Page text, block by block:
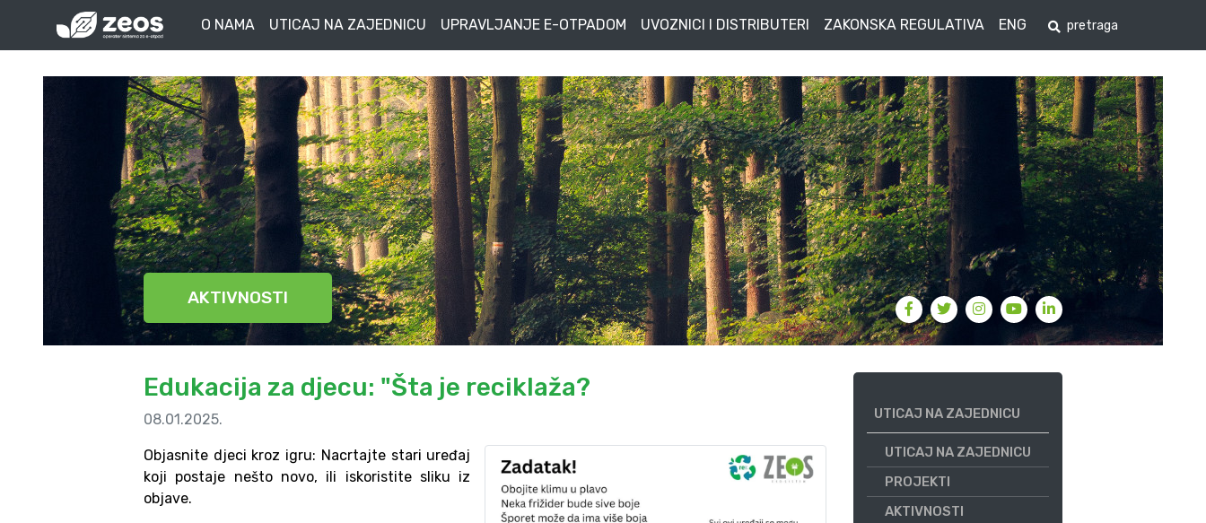
O NAMA UTICAJ NA ZAJEDNICU UPRAVLJANJE E-OTPADOM UVOZNICI I DISTRIBUTERI ZAKONSKA REGULATIVA ENG
AKTIVNOSTI
Edukacija za djecu: "Šta je reciklaža?
08.01.2025.
Objasnite djeci kroz igru: Nacrtajte stari uređaj
koji postaje nešto novo, ili iskoristite sliku iz
objave.
UTICAJ NA ZAJEDNICU
UTICAJ NA ZAJEDNICU
PROJEKTI
AKTIVNOSTI